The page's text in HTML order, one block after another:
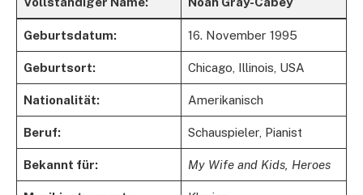
Geburtsdatum: 16. November 1995
Geburtsort: Chicago, Illinois, USA
Nationalität: Amerikanisch
Beruf: Schauspieler, Pianist
Bekannt für: My Wife and Kids, Heroes